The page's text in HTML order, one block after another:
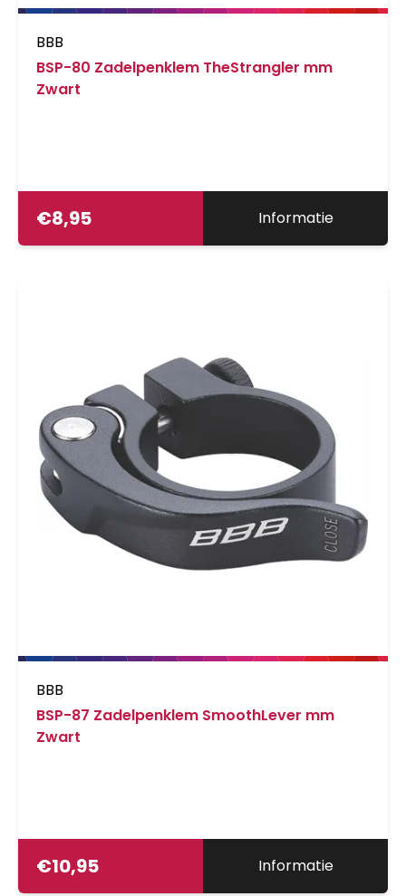
BBB
BSP-80 Zadelpenklem TheStrangler mm
Zwart
€8,95 Informatie
BBB
BSP-87 Zadelpenklem SmoothLever mm
Zwart
€10,95 Informatie